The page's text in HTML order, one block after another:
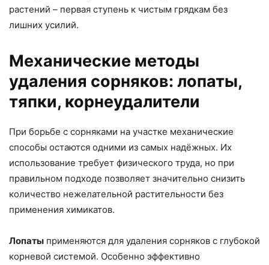
растений – первая ступень к чистым грядкам без
лишних усилий.
Механические методы
удаления сорняков: лопаты,
тяпки, корнеудалители
При борьбе с сорняками на участке механические
способы остаются одними из самых надёжных. Их
использование требует физического труда, но при
правильном подходе позволяет значительно снизить
количество нежелательной растительности без
применения химикатов.
Лопаты применяются для удаления сорняков с глубокой
корневой системой. Особенно эффективно